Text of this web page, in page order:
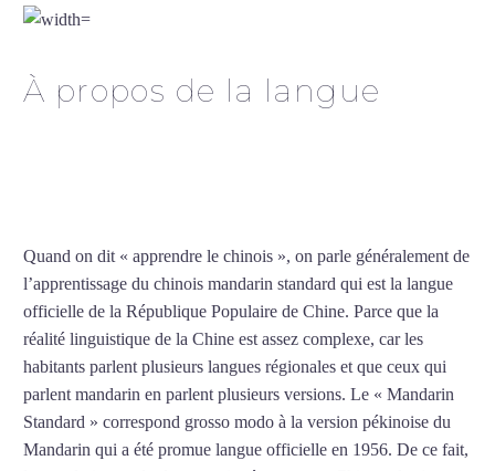
À propos de la langue
Quand on dit « apprendre le chinois », on parle généralement de
l’apprentissage du chinois mandarin standard qui est la langue
officielle de la République Populaire de Chine. Parce que la
réalité linguistique de la Chine est assez complexe, car les
habitants parlent plusieurs langues régionales et que ceux qui
parlent mandarin en parlent plusieurs versions. Le « Mandarin
Standard » correspond grosso modo à la version pékinoise du
Mandarin qui a été promue langue officielle en 1956. De ce fait,